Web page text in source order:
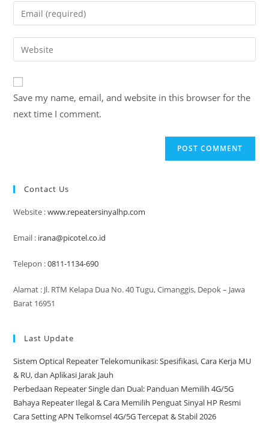
comment
Enter
your
email
address
comment
Enter
your
website
URL
(optional)
Save my name, email, and website in this browser for the
next time I comment.
Contact Us
Website :www.repeatersinyalhp.com
Email : irana@picotel.co.id
Telepon :0811-1134-690
Alamat : Jl. RTM Kelapa Dua No. 40 Tugu, Cimanggis, Depok – Jawa
Barat 16951
Last Update
Sistem Optical Repeater Telekomunikasi: Spesifikasi, Cara Kerja MU
& RU, dan Aplikasi Jarak Jauh
Perbedaan Repeater Single dan Dual: Panduan Memilih 4G/5G
Bahaya Repeater Ilegal & Cara Memilih Penguat Sinyal HP Resmi
Cara Setting APN Telkomsel 4G/5G Tercepat & Stabil 2026